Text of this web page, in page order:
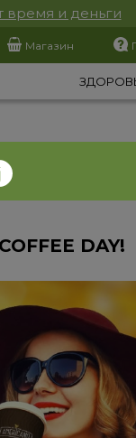
и деньги
Магазин
DAY!